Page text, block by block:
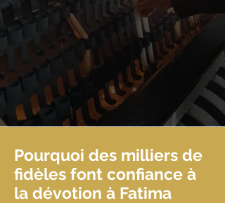
Pourquoi des milliers de
fidèles font confiance à
la dévotion à Fatima